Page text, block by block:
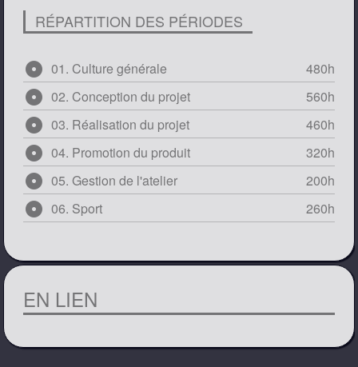
RÉPARTITION DES PÉRIODES
adjust 01. Culture générale 480h
adjust 02. Conception du projet 560h
adjust 03. Réalisation du projet 460h
adjust 04. Promotion du produit 320h
adjust 05. Gestion de l'atelier 200h
adjust 06. Sport 260h
EN LIEN